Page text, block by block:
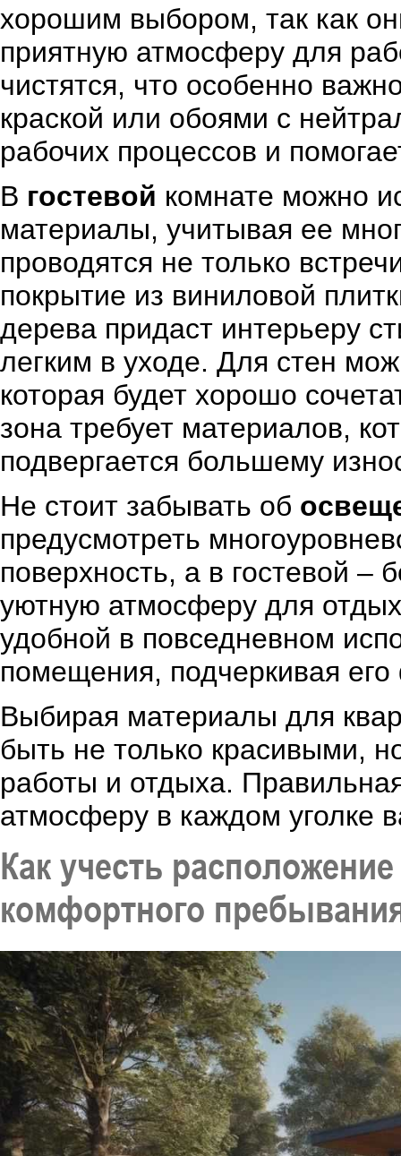
хорошим выбором, так как
приятную атмосферу для
чистятся, что особенно
краской или обоями с
рабочих процессов и
В гостевой комнате можно
материалы, учитывая ее
проводятся не только
покрытие из виниловой
дерева придаст интерьеру
легким в уходе. Для стен
которая будет хорошо
зона требует материалов,
подвергается большему
Не стоит забывать об
предусмотреть
поверхность, а в гостевой
уютную атмосферу для
удобной в повседневном
помещения, подчеркивая
Выбирая материалы для
быть не только красивыми,
работы и отдыха.
атмосферу в каждом уголке
Как учесть
комфортного